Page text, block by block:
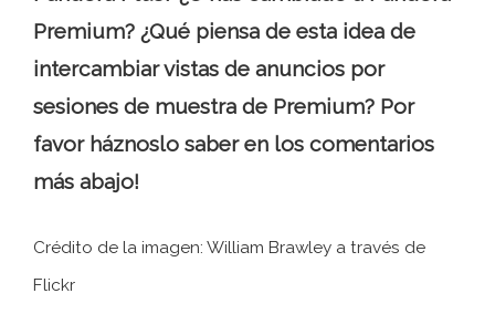
Premium? ¿Qué piensa de esta idea de
intercambiar vistas de anuncios por
sesiones de muestra de Premium? Por
favor háznoslo saber en los comentarios
más abajo!
Crédito de la imagen: William Brawley a través de
Flickr